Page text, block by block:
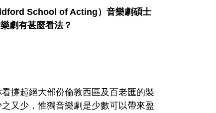
School of Acting）音樂劇碩士
劇有甚麼看法？
撐起絕大部份倫敦西區及百老匯的製
又少，惟獨音樂劇是少數可以帶來盈